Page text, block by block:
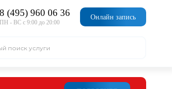
8 (495) 960 06 36
ПН - ВС с 9:00 до 20:00
Онлайн запись